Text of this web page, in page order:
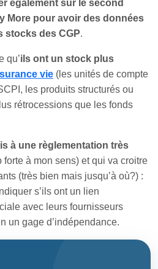
également sur le second
More pour avoir des données
stocks des CGP.
qu’ils ont un stock plus
vie (les unités de compte
les produits structurés ou
rétrocessions que les fonds
à une règlementation très
forte à mon sens) et qui va croitre
(très bien mais jusqu’à où?) :
s’ils ont un lien
avec leurs fournisseurs
un gage d’indépendance.